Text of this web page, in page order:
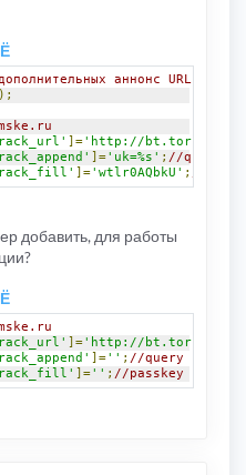
аннонс URL без
]='http://
]='uk=%s' ; //query
]='wtlr0AQbkU' ;
добавить, для работы
]='http://
]='' ; //query string
]='' ; //passkey